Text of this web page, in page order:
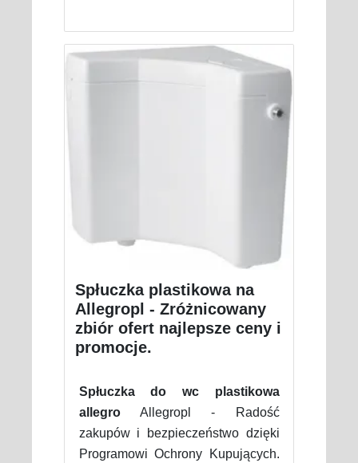
Spłuczka plastikowa na
Allegropl - Zróżnicowany
zbiór ofert najlepsze ceny i
promocje.
Spłuczka do wc plastikowa
allegroAllegropl - Radość
zakupów i bezpieczeństwo dzięki
Programowi Ochrony Kupujących.